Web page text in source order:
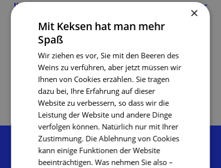
Ihres Handicaps? Südmähren lässt Sie nicht in der
zum Aktivurlaub
×
Mit Keksen hat man mehr
Spaß
Wir ziehen es vor, Sie mit den Beeren des
Weins zu verführen, aber jetzt müssen wir
Ihnen von Cookies erzählen. Sie tragen
dazu bei, Ihre Erfahrung auf dieser
Website zu verbessern, so dass wir die
Leistung der Website und andere Dinge
verfolgen können. Natürlich nur mit Ihrer
Zustimmung. Die Ablehnung von Cookies
kann einige Funktionen der Website
beeinträchtigen. Was nehmen Sie also –